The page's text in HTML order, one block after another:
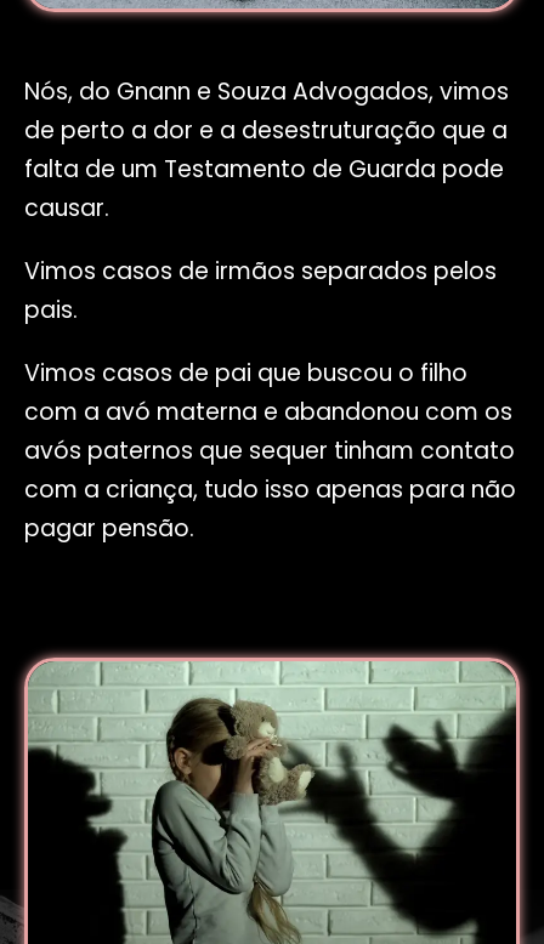
Nós, do Gnann e Souza Advogados, vimos
de perto a dor e a desestruturação que a
falta de um Testamento de Guarda pode
causar.
Vimos casos de irmãos separados pelos
pais.
Vimos casos de pai que buscou o filho
com a avó materna e abandonou com os
avós paternos que sequer tinham contato
com a criança, tudo isso apenas para não
pagar pensão.